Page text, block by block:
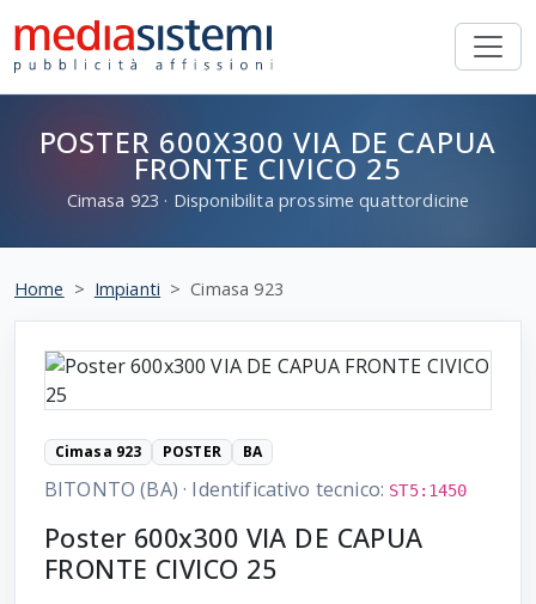
POSTER 600X300 VIA DE CAPUA
FRONTE CIVICO 25
Cimasa 923 · Disponibilita prossime quattordicine
Home Impianti Cimasa 923
Cimasa 923 POSTER BA
BITONTO (BA) · Identificativo tecnico: ST5:1450
Poster 600x300 VIA DE CAPUA
FRONTE CIVICO 25